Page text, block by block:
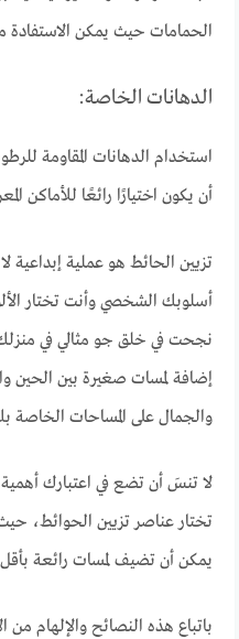
الحمامات حيث يمكن الاستفادة
الدهانات الخاصة:
استخدام الدهانات المقاومة
أن يكون اختيارًا رائعًا للأماكن
تزيين الحائط هو عملية
أسلوبك الشخصي وأنت تختار
نجحت في خلق جو مثالي في
إضافة لمسات صغيرة بين الحين
والجمال على المساحات الخاصة
لا تنسَ أن تضع في اعتبارك أهمية
تختار عناصر تزيين الحوائط،
يمكن أن تضيف لمسات رائعة
باتباع هذه النصائح والإلهام